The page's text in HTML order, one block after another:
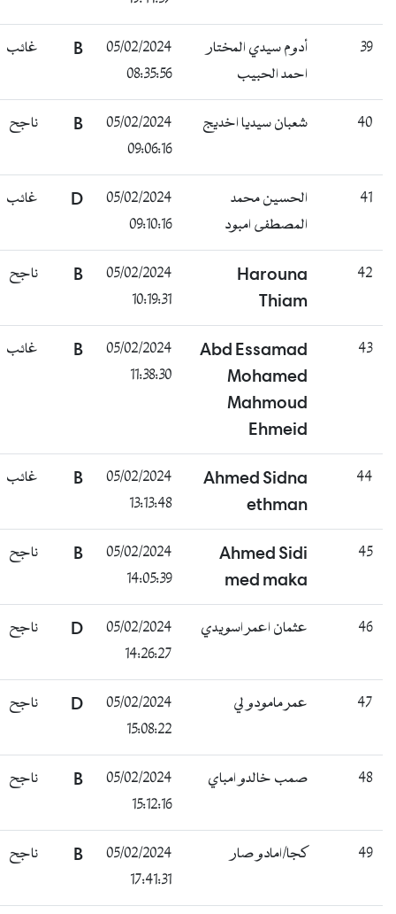
39
أدوم سيدي المختار
احمد الحبيب
05/02/2024
08:35:56
B غائب
40 شعبان سيديا اخديج
05/02/2024
09:06:16
B ناجح
41
الحسين محمد
المصطفى امبود
05/02/2024
09:10:16
D غائب
42
Harouna
Thiam
05/02/2024
10:19:31
B ناجح
43
Abd Essamad
Mohamed
Mahmoud
Ehmeid
05/02/2024
11:38:30
B غائب
44
Ahmed Sidna
ethman
05/02/2024
13:13:48
B غائب
45
Ahmed Sidi
med maka
05/02/2024
14:05:39
B ناجح
46 عثمان اعمر اسويدي
05/02/2024
14:26:27
D ناجح
47 عمر مامودو لي
05/02/2024
15:08:22
D ناجح
48 صمب خالدو امباي
05/02/2024
15:12:16
B ناجح
49 كجا/امادو صار
05/02/2024
17:41:31
B ناجح